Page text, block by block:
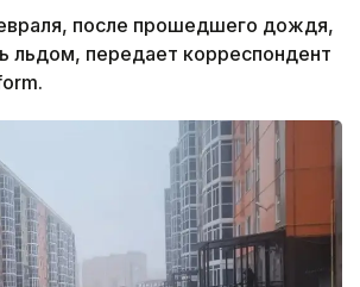
после прошедшего дождя,
льдом, передает корреспондент